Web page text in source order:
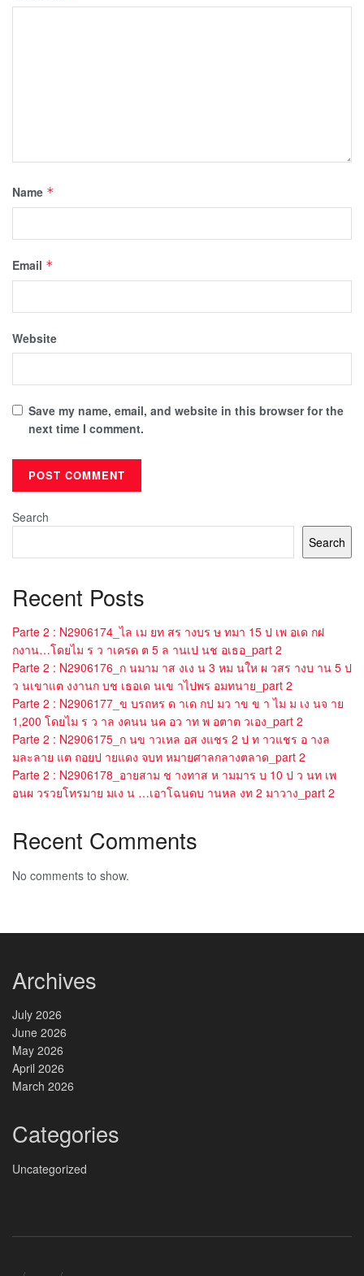
Name *
Email *
Website
Save my name, email, and website in this browser for the
next time I comment.
Search
Search
Recent Posts
Parte 2 : N2906174_ไล เม ยท สร างบร ษ ทมา 15 ป เพ อเด กฝ
กงาน…โดยไม ร ว าเครด ต 5 ล านเป นช อเธอ_part 2
Parte 2 : N2906176_ก นมาม าส งเง น 3 หม นให ผ วสร างบ าน 5 ป
ว นเขาแต งงานก บช เธอเด นเข าไปพร อมทนาย_part 2
Parte 2 : N2906177_ข บรถหร ด าเด กป มว าข ข า ไม ม เง นจ าย
1,200 โดยไม ร ว าล งคนน นค อว าท พ อตาต วเอง_part 2
Parte 2 : N2906175_ก นข าวเหล อส งแชร 2 ป ท าวแชร อ างล
มละลาย แต ถอยป ายแดง จบท หมายศาลกลางตลาด_part 2
Parte 2 : N2906178_อายสาม ช างทาส ห ามมาร บ 10 ป ว นท เพ
อนผ วรวยโทรมาย มเง น …เอาโฉนดบ านหล งท 2 มาวาง_part 2
Recent Comments
No comments to show.
Archives
July 2026
June 2026
May 2026
April 2026
March 2026
Categories
Uncategorized